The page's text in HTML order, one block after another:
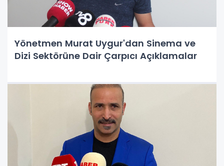
Yönetmen Murat Uygur'dan Sinema ve
Dizi Sektörüne Dair Çarpıcı Açıklamalar